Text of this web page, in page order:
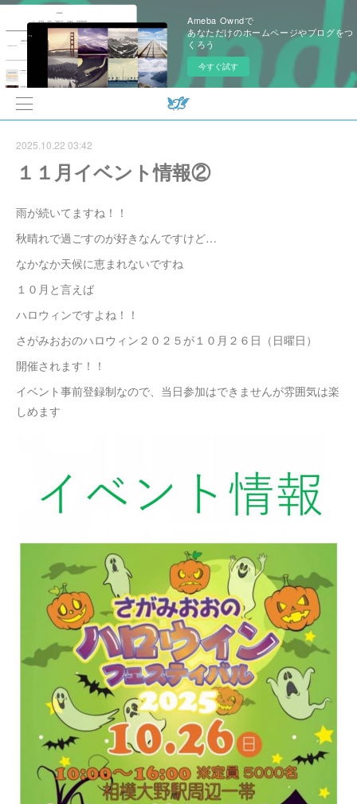
Ameba Owndで
あなただけのホームページやブログをつ
くろう
今すぐ試す
2025.10.22 03:42
１１月イベント情報②
雨が続いてますね！！
秋晴れで過ごすのが好きなんですけど…
なかなか天候に恵まれないですね
１０月と言えば
ハロウィンですよね！！
さがみおおのハロウィン２０２５が１０月２６日（日曜日）
開催されます！！
イベント事前登録制なので、当日参加はできませんが雰囲気は楽
しめます